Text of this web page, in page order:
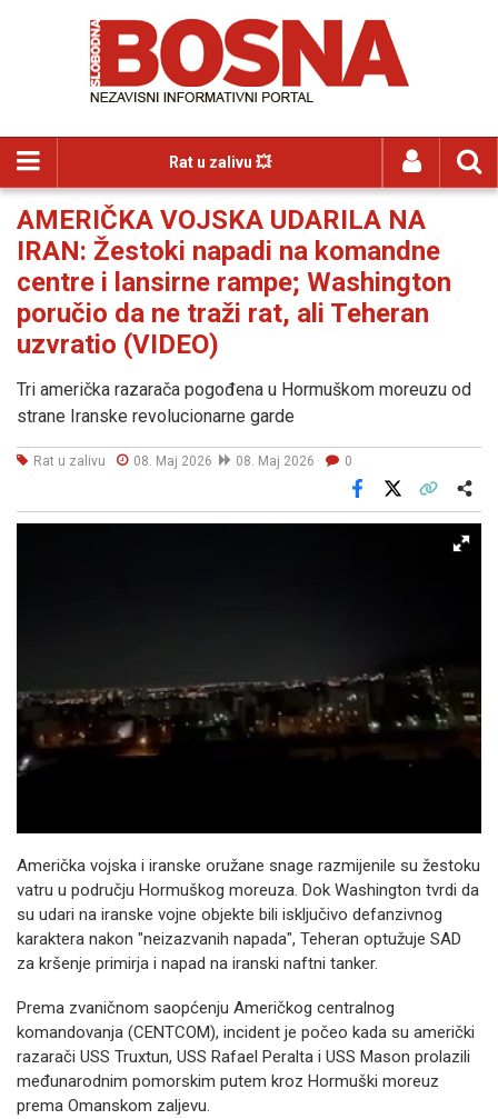
Rat u zalivu 💥
AMERIČKA VOJSKA UDARILA NA
IRAN: Žestoki napadi na komandne
centre i lansirne rampe; Washington
poručio da ne traži rat, ali Teheran
uzvratio (VIDEO)
Tri američka razarača pogođena u Hormuškom moreuzu od
strane Iranske revolucionarne garde
Rat u zalivu 08. Maj 2026 08. Maj 2026 0
Facebook
Američka vojska i iranske oružane snage razmijenile su žestoku
vatru u području Hormuškog moreuza. Dok Washington tvrdi da
su udari na iranske vojne objekte bili isključivo defanzivnog
karaktera nakon "neizazvanih napada", Teheran optužuje SAD
za kršenje primirja i napad na iranski naftni tanker.
Prema zvaničnom saopćenju Američkog centralnog
komandovanja (CENTCOM), incident je počeo kada su američki
razarači USS Truxtun, USS Rafael Peralta i USS Mason prolazili
međunarodnim pomorskim putem kroz Hormuški moreuz
prema Omanskom zaljevu.